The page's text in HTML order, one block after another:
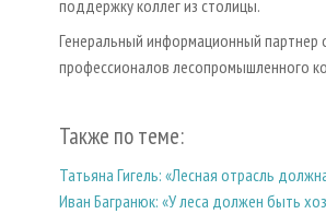
поддержку коллег из столицы.
Генеральный информационный
профессионалов лесопромышленного
Также по теме:
Татьяна Гигель: «Лесная отрасль
Иван Багранюк: «У леса должен быть